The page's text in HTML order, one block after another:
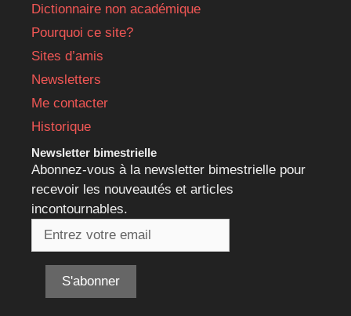
Dictionnaire non académique
Pourquoi ce site?
Sites d’amis
Newsletters
Me contacter
Historique
Newsletter bimestrielle
Abonnez-vous à la newsletter bimestrielle pour
recevoir les nouveautés et articles
incontournables.